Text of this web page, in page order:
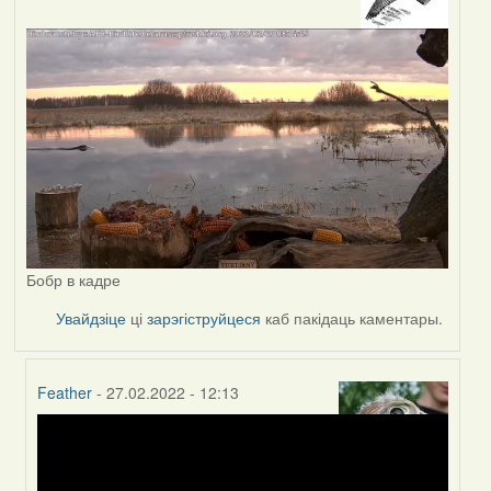
Бобр в кадре
Увайдзіце цізарэгіструйцеся каб пакідаць каментары.
Feather - 27.02.2022 - 12:13